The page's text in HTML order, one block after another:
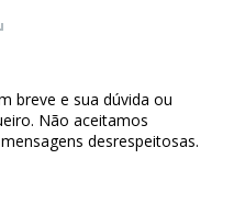
breve e sua dúvida ou
Não aceitamos
desrespeitosas.